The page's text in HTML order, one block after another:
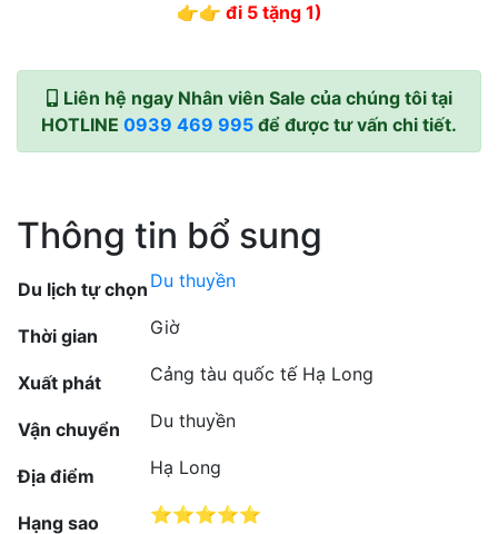
👉👉 đi 5 tặng 1)
Liên hệ ngay Nhân viên Sale của chúng tôi tại
HOTLINE 0939 469 995 để được tư vấn chi tiết.
Thông tin bổ sung
Du lịch tự chọn Du thuyền
Thời gian Giờ
Xuất phát Cảng tàu quốc tế Hạ Long
Vận chuyển Du thuyền
Địa điểm Hạ Long
Hạng sao ⭐️⭐️⭐️⭐️⭐️